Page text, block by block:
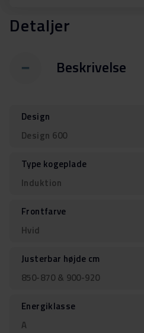
Detaljer
Beskrivelse
Design
Design 600
Type kogeplade
Induktion
Frontfarve
Hvid
Justerbar højde cm
850-870 & 900-920
Energiklasse
A